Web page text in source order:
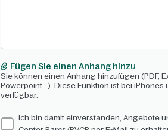
Fügen Sie einen Anhang hinzu
Sie können einen Anhang hinzufügen (PDF,
Powerpoint...). Diese Funktion ist bei iPhones
verfügbar.
Ich bin damit einverstanden, Angebote